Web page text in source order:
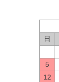
日
5
12